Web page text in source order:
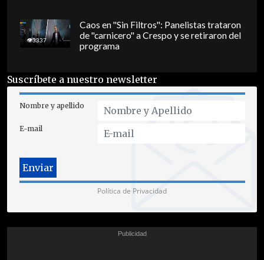
3337
Caos en "Sin Filtros": Panelistas trataron
de "carnicero" a Crespo y se retiraron del
programa
Suscríbete a nuestro newsletter
Nombre y apellido
E-mail
Política de Privacidad